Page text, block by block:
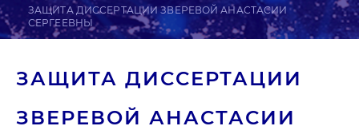
ЗАЩИТА ДИССЕРТАЦИИ ЗВЕРЕВОЙ АНАСТАСИИ
СЕРГЕЕВНЫ
ЗАЩИТА ДИС­СЕРТА­ЦИИ
ЗВЕ­РЕВОЙ АНАС­ТА­СИИ